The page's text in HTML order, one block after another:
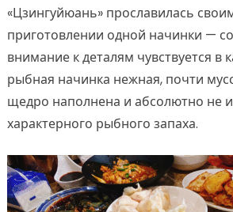
«Цзингуйюань» прославилась
приготовлении одной начинки —
внимание к деталям чувствуется в
рыбная начинка нежная, почти
щедро наполнена и абсолютно не
характерного рыбного запаха.